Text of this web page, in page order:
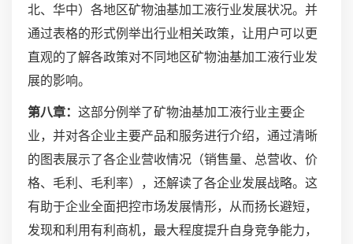
北、华中）各地区矿物油基加工液行业发展状况。并
通过表格的形式例举出行业相关政策，让用户可以更
直观的了解各政策对不同地区矿物油基加工液行业发
展的影响。
第八章： 这部分例举了矿物油基加工液行业主要企
业，并对各企业主要产品和服务进行介绍，通过清晰
的图表展示了各企业营收情况（销售量、总营收、价
格、毛利、毛利率），还解读了各企业发展战略。这
有助于企业全面把控市场发展情形，从而扬长避短，
发现和利用有利商机，最大程度提升自身竞争能力，